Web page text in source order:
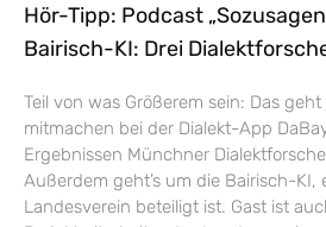
Hör-Tipp: Podcast
Bairisch-KI: Drei
Teil von was Größerem sein: Das
mitmachen bei der Dialekt-App
Ergebnissen Münchner
Außerdem geht’s um die Bairisch-KI,
Landesverein beteiligt ist. Gast ist